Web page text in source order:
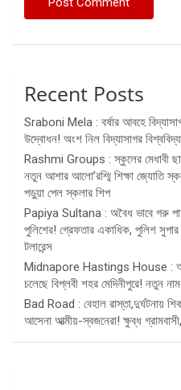
Recent Posts
Sraboni Mela : বর্ষার আবহে
উদ্বোধন! অংশ নিল বিদ্যাসাগর
Rashmi Groups : স্কুলের মেধাবী
নতুন আশার আলো’রশ্মি শিক্ষা জ্যোতি
পড়ুয়া পেল স্কলার শিপ
Papiya Sultana : অবৈধ ভাবে গরু
পুলিশের! গ্রেফতার একাধিক, পুলিশ
টলারেন্স
Midnapore Hastings House :
চলেছে বিপ্লবী শহর মেদিনীপুরে! নতুন
Bad Road : বেহাল রাস্তা,দুর্ঘটনায়
আসেনা আত্মীয়-স্বজনেরা! ক্ষুব্ধ